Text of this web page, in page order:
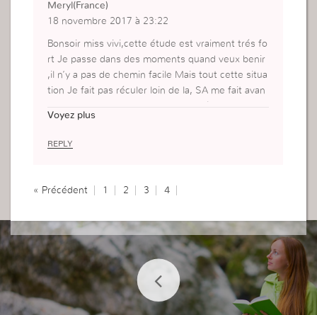
Meryl(France)
18 novembre 2017 à 23:22
Bonsoir miss vivi,cette étude est vraiment trés fo
rt Je passe dans des moments quand veux benir
,il n’y a pas de chemin facile Mais tout cette situa
tion Je fait pas réculer loin de la, SA me fait avan
on DIEU
Voyez plus
REPLY
« Précédent 1 2 3 4